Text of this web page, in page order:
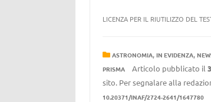
LICENZA PER IL RIUTILIZZO DEL
ASTRONOMIA, IN EVIDENZA,
PRISMA Articolo pubblicato il
sito. Per segnalare alla
10.20371/INAF/2724-2641/1647780